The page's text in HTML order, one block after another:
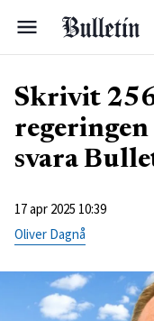
Skrivit
svara
17 apr 2025 10:39
Oliver Dagnå